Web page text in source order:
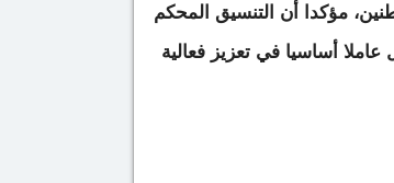
مؤكدا أن التنسيق المحكم
أساسيا في تعزيز فعالية